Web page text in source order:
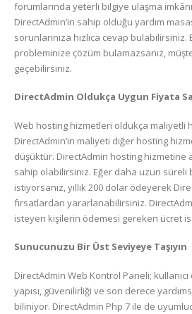
forumlarında yeterli bilgiye ulaşma
DirectAdmin’in sahip olduğu yardım
sorunlarınıza hızlıca cevap
probleminize çözüm bulamazsanız,
geçebilirsiniz.
DirectAdmin Oldukça Uygun Fiyata
Web hosting hizmetleri oldukça maliyetli
DirectAdmin’in maliyeti diğer hosting
düşüktür. DirectAdmin hosting hizmetine
sahip olabilirsiniz. Eğer daha uzun süreli
istiyorsanız, yıllık 200 dolar ödeyerek
fırsatlardan yararlanabilirsiniz.
isteyen kişilerin ödemesi gereken ücret
Sunucunuzu Bir Üst Seviyeye Taşıyın
DirectAdmin Web Kontrol Paneli; kullanıcı
yapısı, güvenilirliği ve son derece
biliniyor. DirectAdmin Php 7 ile de